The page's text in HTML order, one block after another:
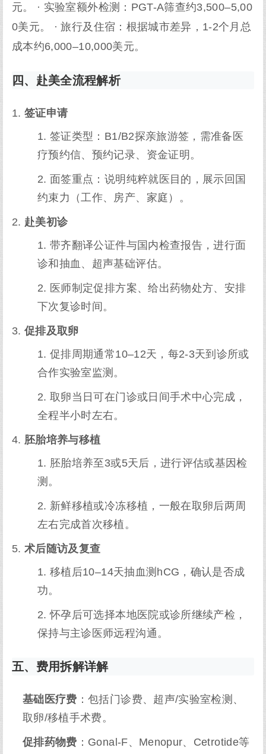
元。 · 实验室额外检测：PGT-A筛查约3,500–5,00
0美元。 · 旅行及住宿：根据城市差异，1-2个月总
成本约6,000–10,000美元。
四、赴美全流程解析
签证申请
签证类型：B1/B2探亲旅游签，需准备医
疗预约信、预约记录、资金证明。
面签重点：说明纯粹就医目的，展示回国
约束力（工作、房产、家庭）。
赴美初诊
带齐翻译公证件与国内检查报告，进行面
诊和抽血、超声基础评估。
医师制定促排方案、给出药物处方、安排
下次复诊时间。
促排及取卵
促排周期通常10–12天，每2-3天到诊所或
合作实验室监测。
取卵当日可在门诊或日间手术中心完成，
全程半小时左右。
胚胎培养与移植
胚胎培养至3或5天后，进行评估或基因检
测。
新鲜移植或冷冻移植，一般在取卵后两周
左右完成首次移植。
术后随访及复查
移植后10–14天抽血测hCG，确认是否成
功。
怀孕后可选择本地医院或诊所继续产检，
保持与主诊医师远程沟通。
五、费用拆解详解
基础医疗费 ：包括门诊费、超声/实验室检测、
取卵/移植手术费。
促排药物费 ：Gonal-F、Menopur、Cetrotide等